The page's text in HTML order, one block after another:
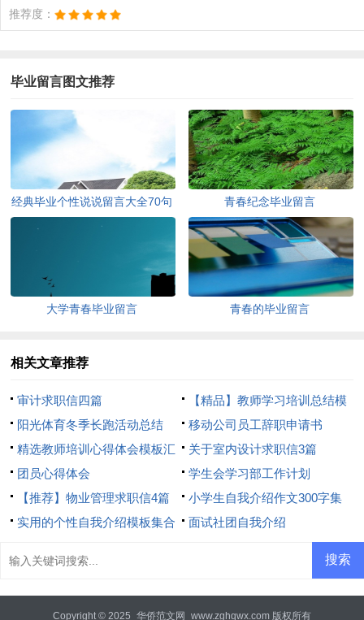
推荐度：
毕业留言图文推荐
经典毕业个性说说留言大全70句 青春纪念毕业留言
大学青春毕业留言 青春的毕业留言
相关文章推荐
审计求职信四篇
【精品】教师学习培训总结模
板8篇
阳光体育冬季长跑活动总结
移动公司员工辞职申请书
精选教师培训心得体会模板汇
总8篇
关于室内设计求职信3篇
团员心得体会
学生会学习部工作计划
【推荐】物业管理求职信4篇
小学生自我介绍作文300字集
合7篇
实用的个性自我介绍模板集合
面试社团自我介绍
Copyright © 2025 华侨范文网 www.zghqwx.com 版权所有